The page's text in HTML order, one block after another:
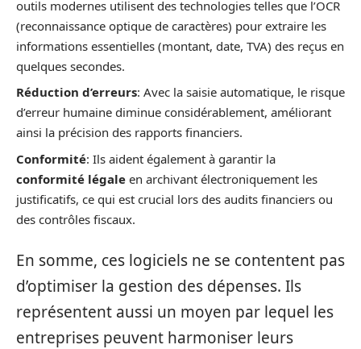
outils modernes utilisent des technologies telles que l’OCR
(reconnaissance optique de caractères) pour extraire les
informations essentielles (montant, date, TVA) des reçus en
quelques secondes.
Réduction d’erreurs: Avec la saisie automatique, le risque
d’erreur humaine diminue considérablement, améliorant
ainsi la précision des rapports financiers.
Conformité: Ils aident également à garantir la
conformité légale en archivant électroniquement les
justificatifs, ce qui est crucial lors des audits financiers ou
des contrôles fiscaux.
En somme, ces logiciels ne se contentent pas
d’optimiser la gestion des dépenses. Ils
représentent aussi un moyen par lequel les
entreprises peuvent harmoniser leurs